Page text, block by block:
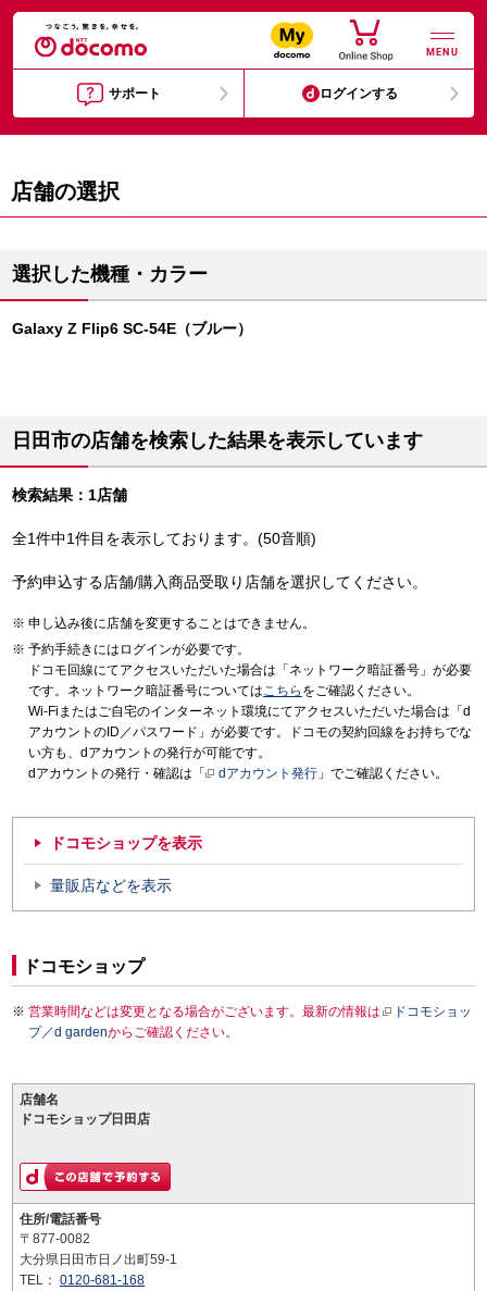
MENU
サポート ログインする
店舗の選択
選択した機種・カラー
Galaxy Z Flip6 SC-54E（ブルー）
日田市の店舗を検索した結果を表示しています
検索結果：1店舗
全1件中1件目を表示しております。(50音順)
予約申込する店舗/購入商品受取り店舗を選択してください。
申し込み後に店舗を変更することはできません。
予約手続きにはログインが必要です。
ドコモ回線にてアクセスいただいた場合は「ネットワーク暗証番号」が必要
です。ネットワーク暗証番号についてはこちら をご確認ください。
Wi-Fiまたはご自宅のインターネット環境にてアクセスいただいた場合は「d
アカウントのID／パスワード」が必要です。ドコモの契約回線をお持ちでな
い方も、dアカウントの発行が可能です。
dアカウントの発行・確認は「
dアカウント発行 」でご確認ください。
ドコモショップを表示
量販店などを表示
ドコモショップ
営業時間などは変更となる場合がございます。最新の情報は
ドコモショッ
プ／d gardenからご確認ください。
店舗名
ドコモショップ日田店
住所/電話番号
〒877-0082
大分県日田市日ノ出町59-1
TEL： 0120-681-168